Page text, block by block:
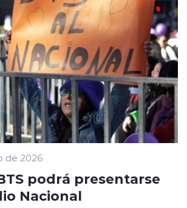
de 2026
podrá presentarse
Nacional